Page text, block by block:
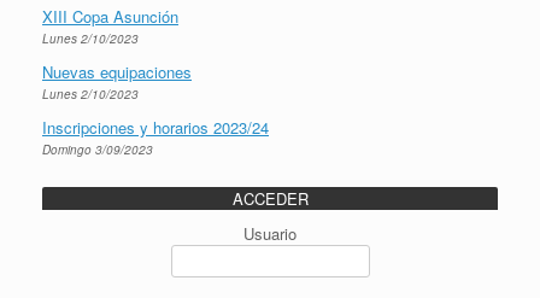
XIII Copa Asunción
Lunes 2/10/2023
Nuevas equipaciones
Lunes 2/10/2023
Inscripciones y horarios 2023/24
Domingo 3/09/2023
ACCEDER
Usuario